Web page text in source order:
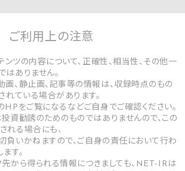
ご利用上の注意
ツの内容について、正確性、相当性、その他一
はありません。
画、静止画、記事等の情報は、収録時点のもの
れている場合があります。
HPをご覧になるなどご自身でご確認ください。
投資勧誘のためのものではありませんので、この
れる場合にも、
いかねますので、ご自身の責任において行わ
す。
から得られる情報につきましても、NET-IRは